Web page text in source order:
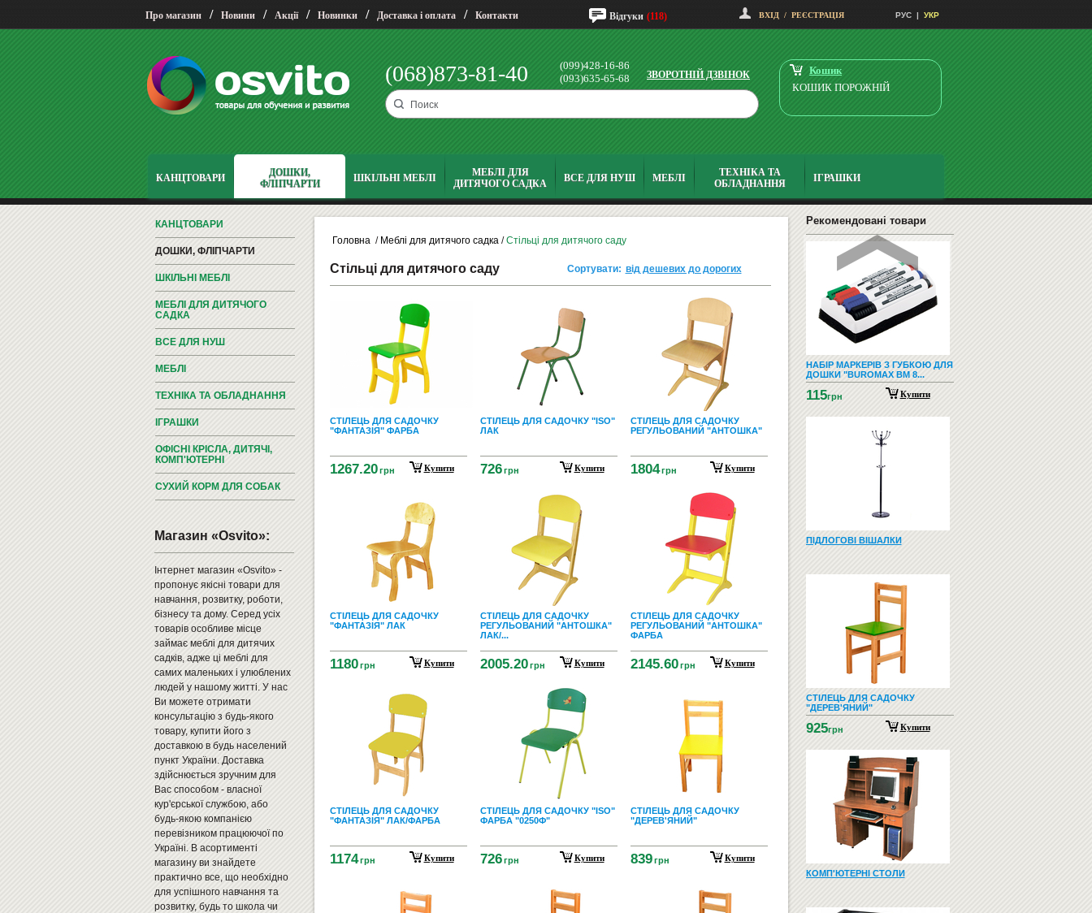
Про магазин / Новини / Акції / Новинки / Доставка і оплата / Контакти Відгуки (118) ВХІД / РЕЄСТРАЦІЯ РУС | УКР
(068)873-81-40
(099)428-16-86
(093)635-65-68
ЗВОРОТНІЙ ДЗВІНОК
Кошик
КОШИК ПОРОЖНІЙ
КАНЦТОВАРИ
ДОШКИ,
ФЛІПЧАРТИ
ШКІЛЬНІ МЕБЛІ
МЕБЛІ ДЛЯ
ДИТЯЧОГО САДКА
ВСЕ ДЛЯ НУШ МЕБЛІ
ТЕХНІКА ТА
ОБЛАДНАННЯ
ІГРАШКИ
КАНЦТОВАРИ
ДОШКИ, ФЛІПЧАРТИ
ШКІЛЬНІ МЕБЛІ
МЕБЛІ ДЛЯ ДИТЯЧОГО
САДКА
ВСЕ ДЛЯ НУШ
МЕБЛІ
ТЕХНІКА ТА ОБЛАДНАННЯ
ІГРАШКИ
ОФІСНІ КРІСЛА, ДИТЯЧІ,
КОМП'ЮТЕРНІ
СУХИЙ КОРМ ДЛЯ СОБАК
Магазин «Osvito»:
Інтернет магазин «Osvito» -
пропонує якісні товари для
навчання, розвитку, роботи,
бізнесу та дому. Серед усіх
товарів особливе місце
займає меблі для дитячих
садків, адже ці меблі для
самих маленьких і улюблених
людей у нашому житті. У нас
Ви можете отримати
консультацію з будь-якого
товару, купити його з
доставкою в будь населений
пункт України. Доставка
здійснюється зручним для
Вас способом - власної
кур'єрської службою, або
будь-якою компанією
перевізником працюючої по
Україні. В асортименті
магазину ви знайдете
практично все, що необхідно
для успішного навчання та
розвитку, будь то школа чи
Головна / Меблі для дитячого садка /Стільці для дитячого саду
Стільці для дитячого саду Сортувати: від дешевих до дорогих
СТІЛЕЦЬ ДЛЯ САДОЧКУ
"ФАНТАЗІЯ" ФАРБА
1267.20 грн Купити
СТІЛЕЦЬ ДЛЯ САДОЧКУ "ISO"
ЛАК
726 грн Купити
СТІЛЕЦЬ ДЛЯ САДОЧКУ
РЕГУЛЬОВАНИЙ "АНТОШКА"
1804 грн Купити
СТІЛЕЦЬ ДЛЯ САДОЧКУ
"ФАНТАЗІЯ" ЛАК
1180 грн Купити
СТІЛЕЦЬ ДЛЯ САДОЧКУ
РЕГУЛЬОВАНИЙ "АНТОШКА"
ЛАК/...
2005.20 грн Купити
СТІЛЕЦЬ ДЛЯ САДОЧКУ
РЕГУЛЬОВАНИЙ "АНТОШКА"
ФАРБА
2145.60 грн Купити
СТІЛЕЦЬ ДЛЯ САДОЧКУ
"ФАНТАЗІЯ" ЛАК/ФАРБА
1174 грн Купити
СТІЛЕЦЬ ДЛЯ САДОЧКУ "ISO"
ФАРБА "0250Ф"
726 грн Купити
СТІЛЕЦЬ ДЛЯ САДОЧКУ
"ДЕРЕВ'ЯНИЙ"
839 грн Купити
Рекомендовані товари
СМАРТФОНИ І ТЕЛЕФОНИ
НАБІР МАРКЕРІВ З ГУБКОЮ ДЛЯ
ДОШКИ "BUROMAX BM 8...
115грн Купити
ПІДЛОГОВІ ВІШАЛКИ
СТІЛЕЦЬ ДЛЯ САДОЧКУ
"ДЕРЕВ'ЯНИЙ"
925грн Купити
КОМП'ЮТЕРНІ СТОЛИ